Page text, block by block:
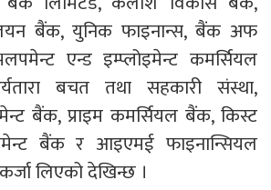
बैंक, युनिक फाइनान्स, बैंक अफ
एन्ड इम्प्लोइमेन्ट कमर्सियल
बचत तथा सहकारी संस्था,
बैंक, प्राइम कमर्सियल बैंक, किस्ट
बैंक र आइएमई फाइनान्सियल
लिएको देखिन्छ ।